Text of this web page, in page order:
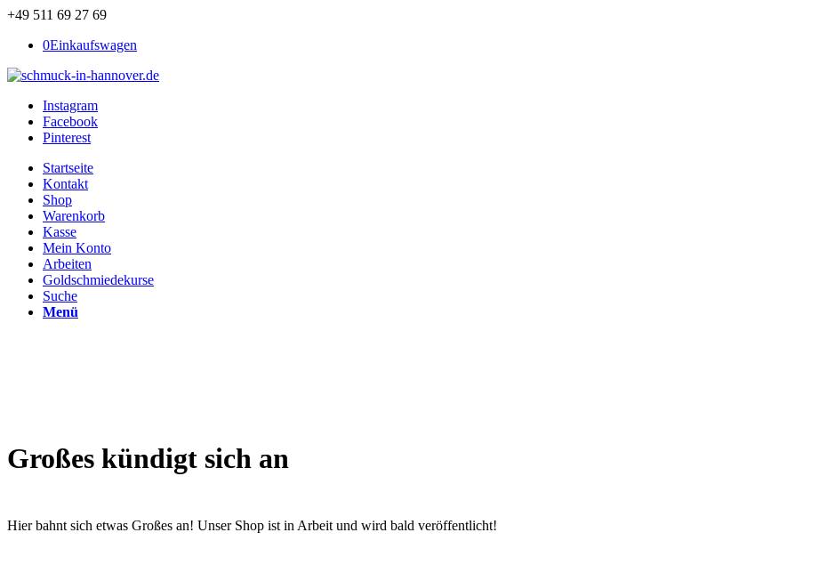
+49 511 69 27 69
0Einkaufswagen
Instagram
Facebook
Pinterest
Startseite
Kontakt
Shop
Warenkorb
Kasse
Mein Konto
Arbeiten
Goldschmiedekurse
Suche
Menü
Großes kündigt sich an
Hier bahnt sich etwas Großes an! Unser Shop ist in Arbeit und wird bald veröffentlicht!